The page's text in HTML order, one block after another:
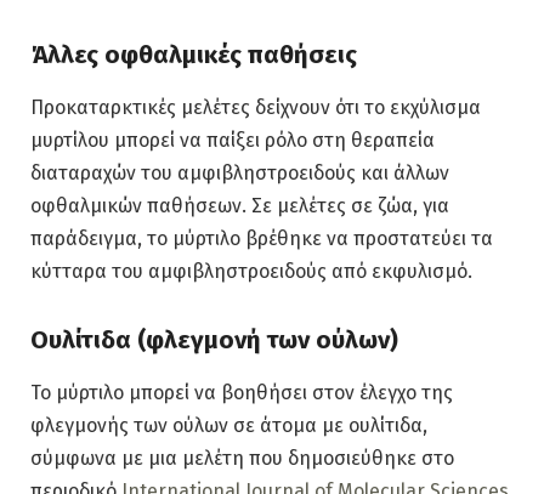
Άλλες οφθαλμικές παθήσεις
Προκαταρκτικές μελέτες δείχνουν ότι το εκχύλισμα
μυρτίλου μπορεί να παίξει ρόλο στη θεραπεία
διαταραχών του αμφιβληστροειδούς και άλλων
οφθαλμικών παθήσεων. Σε μελέτες σε ζώα, για
παράδειγμα, το μύρτιλο βρέθηκε να προστατεύει τα
κύτταρα του αμφιβληστροειδούς από εκφυλισμό.
Ουλίτιδα (φλεγμονή των ούλων)
Το μύρτιλο μπορεί να βοηθήσει στον έλεγχο της
φλεγμονής των ούλων σε άτομα με ουλίτιδα,
σύμφωνα με μια μελέτη που δημοσιεύθηκε στο